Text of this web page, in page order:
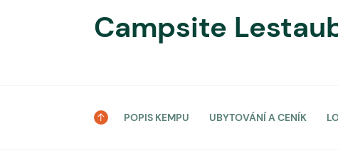
Campsite
POPIS KEMPU UBYTOVÁNÍ A CENÍK